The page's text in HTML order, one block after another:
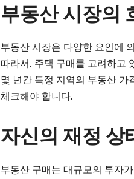
부동산 시장의
부동산 시장은 다양한 요인에
따라서, 주택 구매를 고려하고
몇 년간 특정 지역의 부동산 가
체크해야 합니다.
자신의 재정 상
부동산 구매는 대규모의 투자